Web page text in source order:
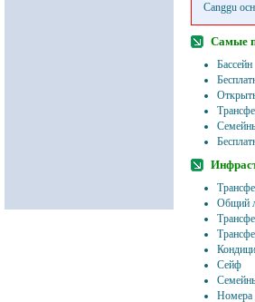
Canggu
Самые
Бассейн
Общий
Сейф
Номера